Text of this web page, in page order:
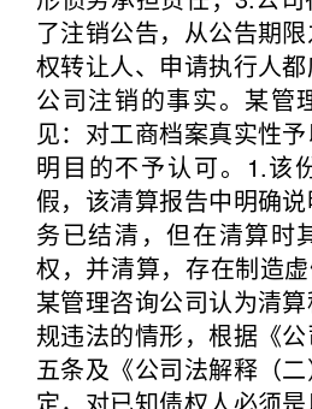
了注销公告，从公告期
权转让人、申请执行人
公司注销的事实。某管
见：对工商档案真实性
明目的不予认可。1.该
假，该清算报告中明确
务已结清，但在清算时
权，并清算，存在制造
某管理咨询公司认为清
规违法的情形，根据《
五条及《公司法解释（